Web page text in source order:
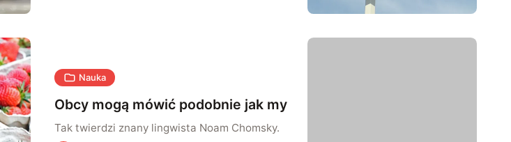
obiektów o nazwie Rekognition.
Nauka
Obcy mogą mówić podobnie jak my
Tak twierdzi znany lingwista Noam Chomsky.